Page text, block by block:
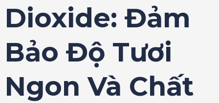
Dioxide: Đảm
Bảo Độ Tươi
Ngon Và Chất